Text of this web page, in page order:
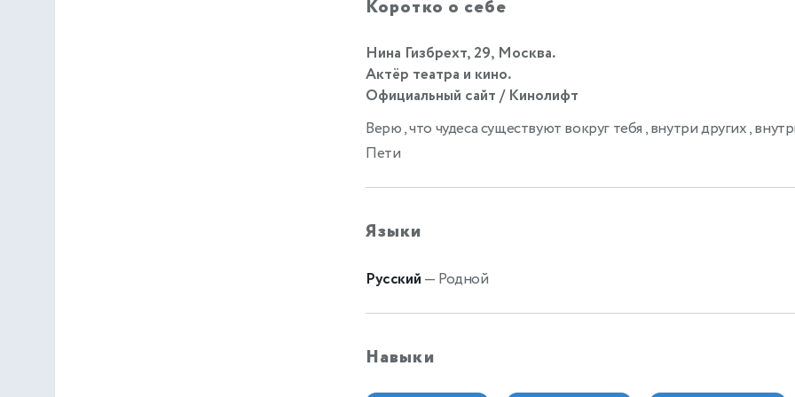
Коротко о себе
Нина Гизбрехт, 29, Москва.
Актёр театра и кино.
Официальный сайт / Кинолифт
Верю , что чудеса существуют вокруг тебя , внутри других ,
Пети
Языки
Русский — Родной
Навыки